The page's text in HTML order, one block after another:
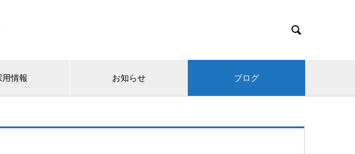

用情報 お知らせ ブログ